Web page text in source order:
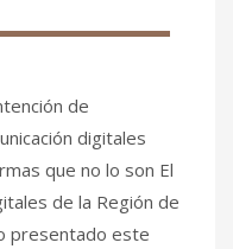
de
digitales
que no lo son El
de la Región de
presentado este